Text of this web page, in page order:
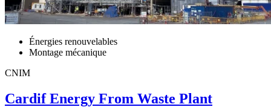
Énergies renouvelables
Montage mécanique
CNIM
Cardif Energy From Waste Plant